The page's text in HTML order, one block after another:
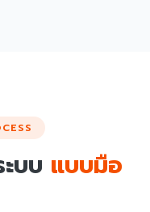
บบ แบบมือ